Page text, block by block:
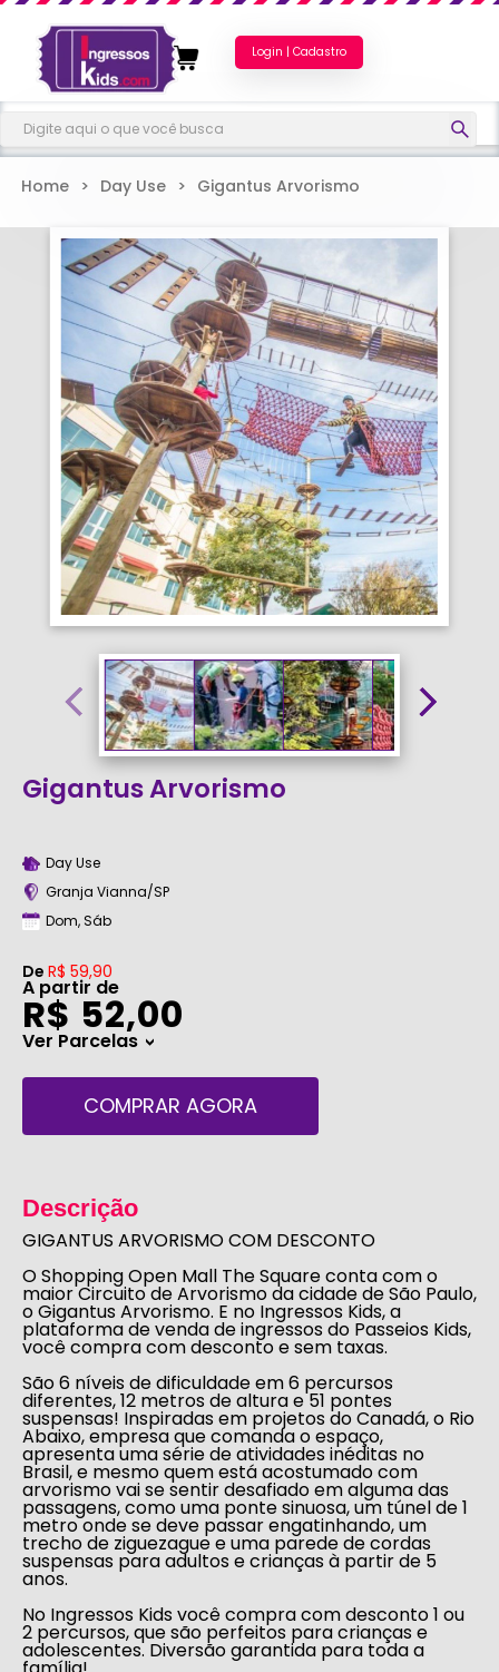
Login | Cadastro
Home > Day Use > Gigantus Arvorismo
Gigantus Arvorismo
Day Use
Granja Vianna/SP
Dom, Sáb
De R$ 59,90
A partir de
R$ 52,00
Ver Parcelas>
COMPRAR AGORA
Descrição
GIGANTUS ARVORISMO COM DESCONTO
OShopping Open Mall The Squareconta com o
maior Circuito de Arvorismo da cidade de São Paulo,
oGigantus Arvorismo. E no Ingressos Kids, a
plataforma de venda de ingressos do Passeios Kids,
vocêcompra com desconto e sem taxas.
São 6 níveis de dificuldade em 6 percursos
diferentes, 12 metros de altura e 51 pontes
suspensas! Inspiradas em projetos do Canadá, o Rio
Abaixo, empresa que comanda o espaço,
apresenta uma série de atividades inéditas no
Brasil, e mesmo quem está acostumado com
arvorismo vai se sentir desafiado em alguma das
passagens, como uma ponte sinuosa, um túnel de 1
metro onde se deve passar engatinhando, um
trecho de ziguezague e uma parede de cordas
suspensas para adultos e crianças à partir de 5
anos.
No Ingressos Kids você compra com desconto 1 ou
2 percursos, que são perfeitos para crianças e
adolescentes. Diversão garantida para toda a